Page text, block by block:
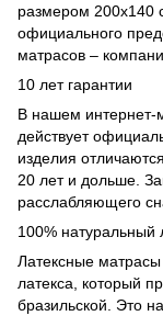
размером 200х140
официального
матрасов –
10 лет гарантии
В нашем интернет-
действует
изделия
20 лет и дольше.
расслабляющего
100% натуральный
Латексные
латекса, который
бразильской. Это